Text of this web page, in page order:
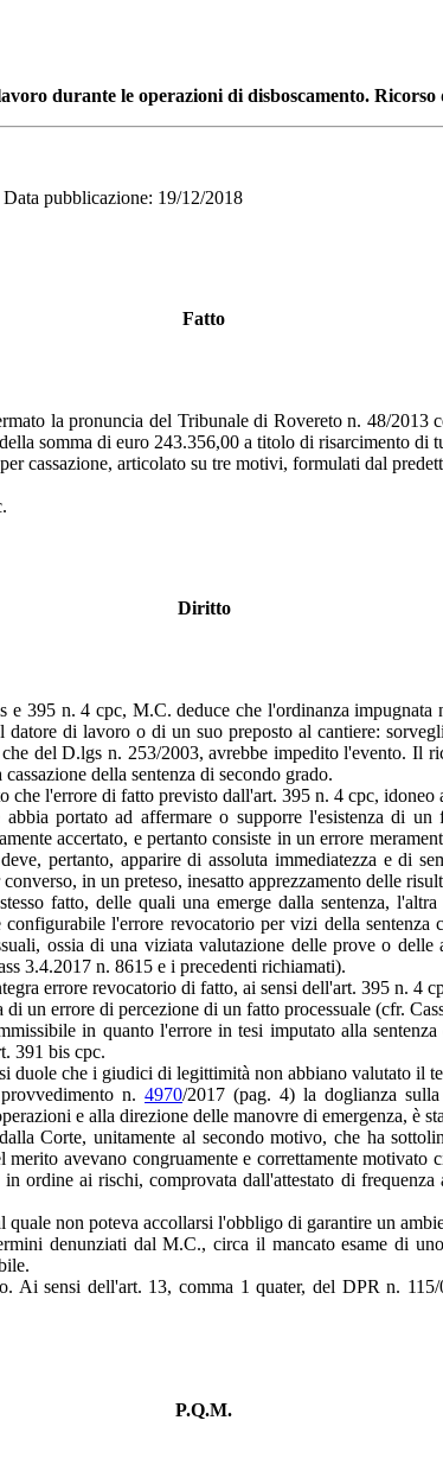
durante le operazioni di disboscamento. Ricorso
pubblicazione: 19/12/2018
Fatto
la pronuncia del Tribunale di Rovereto n. 48/2013
somma di euro 243.356,00 a titolo di risarcimento
cassazione, articolato su tre motivi, formulati dal
Diritto
395 n. 4 cpc, M.C. deduce che l'ordinanza
di lavoro o di un suo preposto al cantiere:
che del D.lgs n. 253/2003, avrebbe impedito l'evento. Il
della sentenza di secondo grado.
che l'errore di fatto previsto dall'art. 395 n. 4 cpc,
portato ad affermare o supporre l'esistenza di
accertato, e pertanto consiste in un errore
pertanto, apparire di assoluta immediatezza e di
in un preteso, inesatto apprezzamento delle
fatto, delle quali una emerge dalla sentenza,
l'errore revocatorio per vizi della
ossia di una viziata valutazione delle prove o
3.4.2017 n. 8615 e i precedenti richiamati).
errore revocatorio di fatto, ai sensi dell'art. 395 n. 4
un errore di percezione di un fatto processuale (cfr.
in quanto l'errore in tesi imputato alla
391 bis cpc.
duole che i giudici di legittimità non abbiano valutato il
n.4970/2017 (pag. 4) la doglianza
e alla direzione delle manovre di emergenza, è
Corte, unitamente al secondo motivo, che ha
avevano congruamente e correttamente
ordine ai rischi, comprovata dall'attestato di
non poteva accollarsi l'obbligo di garantire un
denunziati dal M.C., circa il mancato esame di
Ai sensi dell'art. 13, comma 1 quater, del DPR n.
P.Q.M.